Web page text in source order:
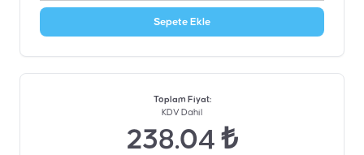
Sepete Ekle
Toplam Fiyat:
KDV Dahil
238.04 ₺